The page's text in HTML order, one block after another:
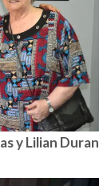
y Lilian Duran